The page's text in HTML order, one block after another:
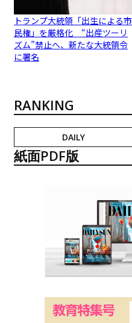
トランプ大統領「出生による市
民権」を厳格化 “出産ツーリ
ズム”禁止へ、新たな大統領令
に署名
RANKING
DAILY
紙面PDF版